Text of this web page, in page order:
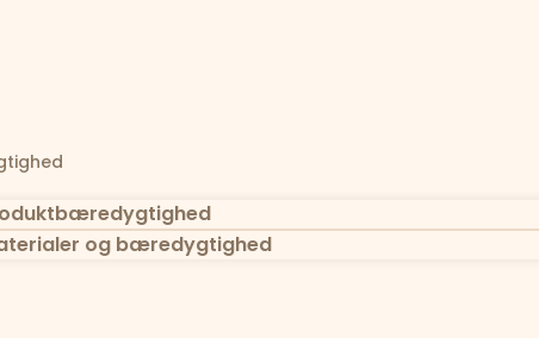
og bæredygtighed